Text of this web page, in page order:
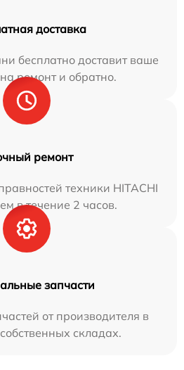
доставка
бесплатно доставит ваше
ремонт и обратно.
ремонт
техники HITACHI
в течение 2 часов.
запчасти
от производителя в
складах.